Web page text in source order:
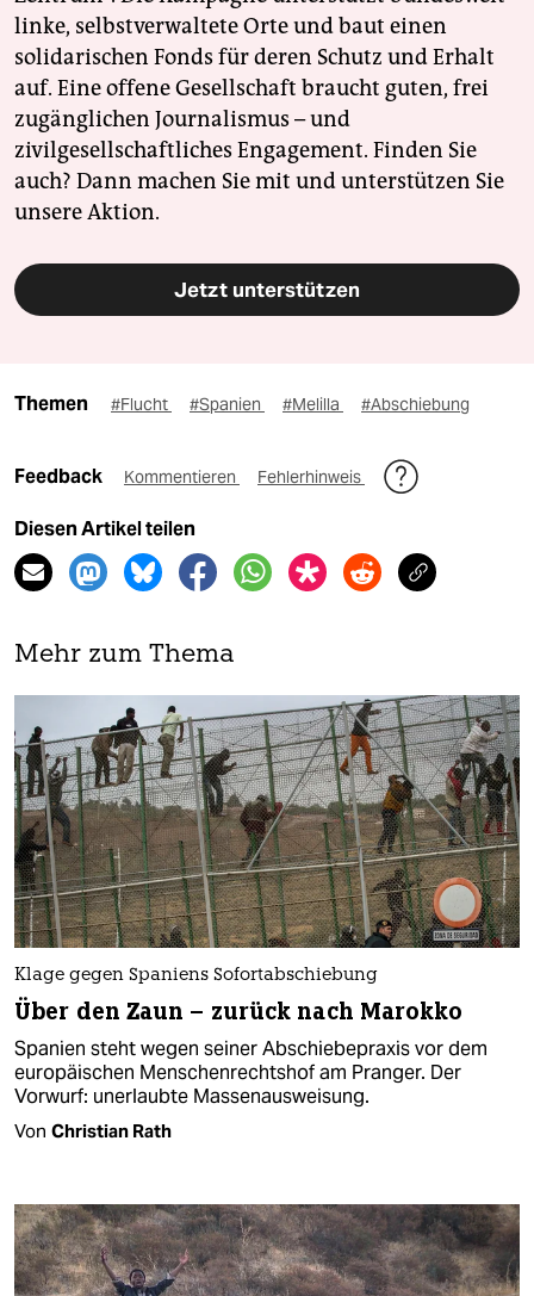
linke, selbstverwaltete Orte und baut einen
solidarischen Fonds für deren Schutz und Erhalt
auf. Eine offene Gesellschaft braucht guten, frei
zugänglichen Journalismus – und
zivilgesellschaftliches Engagement. Finden Sie
auch? Dann machen Sie mit und unterstützen Sie
unsere Aktion.
Jetzt unterstützen
Themen #Flucht #Spanien #Melilla #Abschiebung
Feedback Kommentieren Fehlerhinweis
Diesen Artikel teilen
Mehr zum Thema
Klage gegen Spaniens Sofortabschiebung
Über den Zaun – zurück nach Marokko
Spanien steht wegen seiner Abschiebepraxis vor dem
europäischen Menschenrechtshof am Pranger. Der
Vorwurf: unerlaubte Massenausweisung.
Von Christian Rath